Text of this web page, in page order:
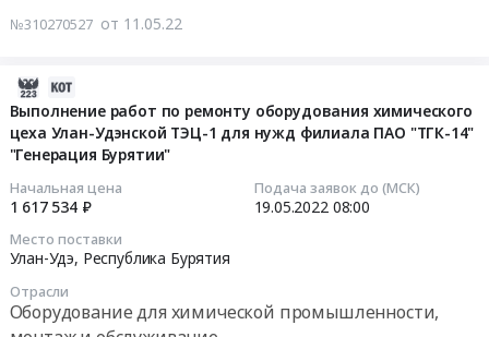
№310270527 от 11.05.22
2
Выполнение работ по ремонту оборудования химического
цеха Улан-Удэнской ТЭЦ-1 для нужд филиала ПАО "ТГК-14"
"Генерация Бурятии"
Начальная цена
1 617 534 ₽
Подача заявок до (МСК)
19.05.2022 08:00
Место поставки
Улан-Удэ, Республика Бурятия
Отрасли
Оборудование для химической промышленности,